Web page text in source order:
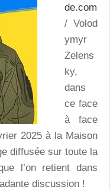
de.com
/ Volod
ymyr
Zelens
ky,
dans
ce face
à face
2025 à la Maison
diffusée sur toute la
l’on retient dans
discussion !